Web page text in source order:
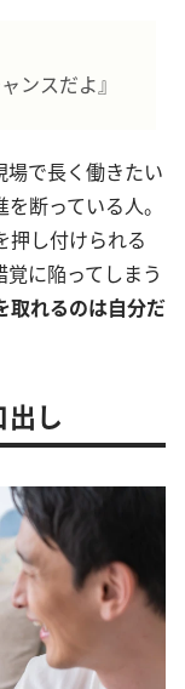
ンスだよ』
場で長く働きたい
断っている人。
押し付けられる
に陥ってしまう
取れるのは自分だ
し